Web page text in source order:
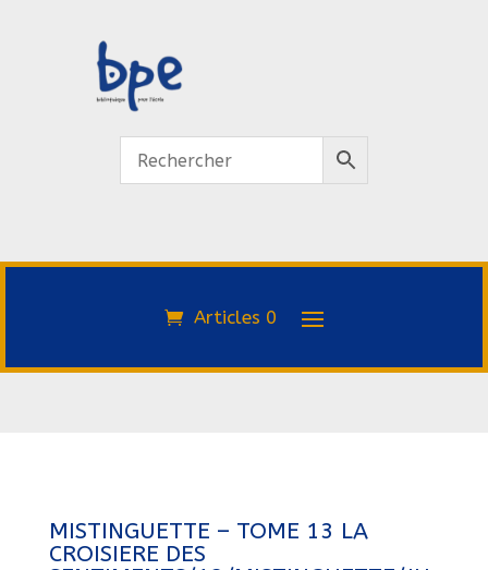
Articles 0
MISTINGUETTE – TOME 13 LA
CROISIERE DES